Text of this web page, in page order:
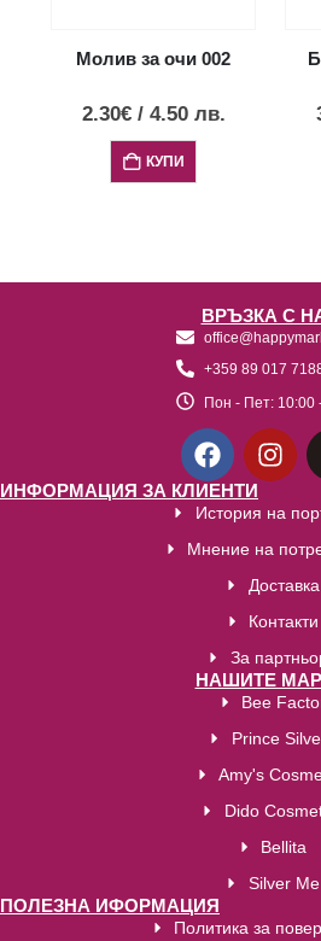
Молив за очи 002
2.30€ / 4.50 лв.
КУПИ
ВРЪЗКА С
+359 89 017
Пон - Пет: 10:00
ИНФОРМАЦИЯ ЗА КЛИЕНТИ
История на
Мнение на
Доставка
Контакти
За
НАШИТЕ
Bee
Prince
Amy's
Dido
Bellita
Silver Me
ПОЛЕЗНА ИФОРМАЦИЯ
Политика за